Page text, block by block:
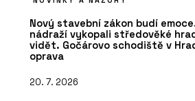
Nový stavební zákon budí
nádraží vykopali středověké
vidět. Gočárovo schodiště v
oprava
20. 7. 2026